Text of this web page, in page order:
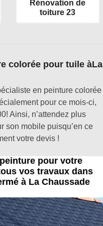
Rénovation de
toiture 23
colorée pour tuile àLa
en peinture colorée
pour ce mois-ci,
Ainsi, n’attendez plus
son mobile puisqu’en ce
votre devis !
pour votre
vos travaux dans
à La Chaussade